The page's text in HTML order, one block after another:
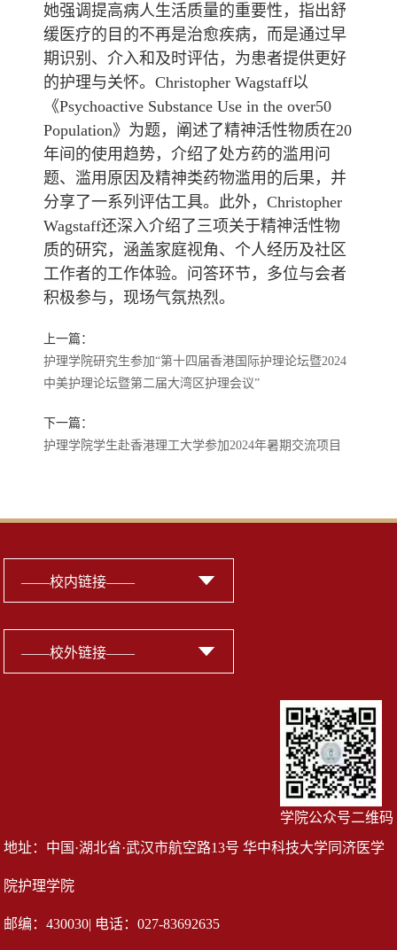
她强调提高病人生活质量的重要性，指出舒
缓医疗的目的不再是治愈疾病，而是通过早
期识别、介入和及时评估，为患者提供更好
的护理与关怀。Christopher Wagstaff以
《Psychoactive Substance Use in the over50
Population》为题，阐述了精神活性物质在20
年间的使用趋势，介绍了处方药的滥用问
题、滥用原因及精神类药物滥用的后果，并
分享了一系列评估工具。此外，Christopher
Wagstaff还深入介绍了三项关于精神活性物
质的研究，涵盖家庭视角、个人经历及社区
工作者的工作体验。问答环节，多位与会者
积极参与，现场气氛热烈。
上一篇：
护理学院研究生参加“第十四届香港国际护理论坛暨2024
中美护理论坛暨第二届大湾区护理会议”
下一篇：
护理学院学生赴香港理工大学参加2024年暑期交流项目
学院公众号二维码
地址：中国·湖北省·武汉市航空路13号 华中科技大学同济医学
院护理学院
邮编：430030| 电话：027-83692635